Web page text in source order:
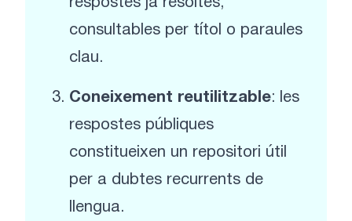
consultables per títol o paraules
clau.
Coneixement reutilitzable: les
respostes públiques
constitueixen un repositori útil
per a dubtes recurrents de
llengua.